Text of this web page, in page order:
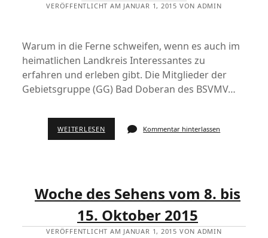
VERÖFFENTLICHT AM JANUAR 1, 2015 VON ADMIN
Warum in die Ferne schweifen, wenn es auch im
heimatlichen Landkreis Interessantes zu
erfahren und erleben gibt. Die Mitglieder der
Gebietsgruppe (GG) Bad Doberan des BSVMV…
WEITERLESEN Kommentar hinterlassen
Woche des Sehens vom 8. bis
15. Oktober 2015
VERÖFFENTLICHT AM JANUAR 1, 2015 VON ADMIN